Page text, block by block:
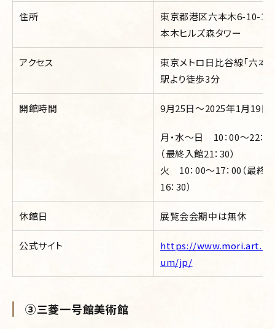
住所
東京都港区六本木6-10-1
本木ヒルズ森タワー
アクセス
東京メトロ日比谷線「六本
駅より徒歩3分
開館時間 9月25日～2025年1月19日
月・水～日 10：00～22：
（最終入館21：30）
火 10：00～17：00（最終
16：30）
休館日 展覧会会期中は無休
公式サイト
https://
um/jp/
③三菱一号館美術館